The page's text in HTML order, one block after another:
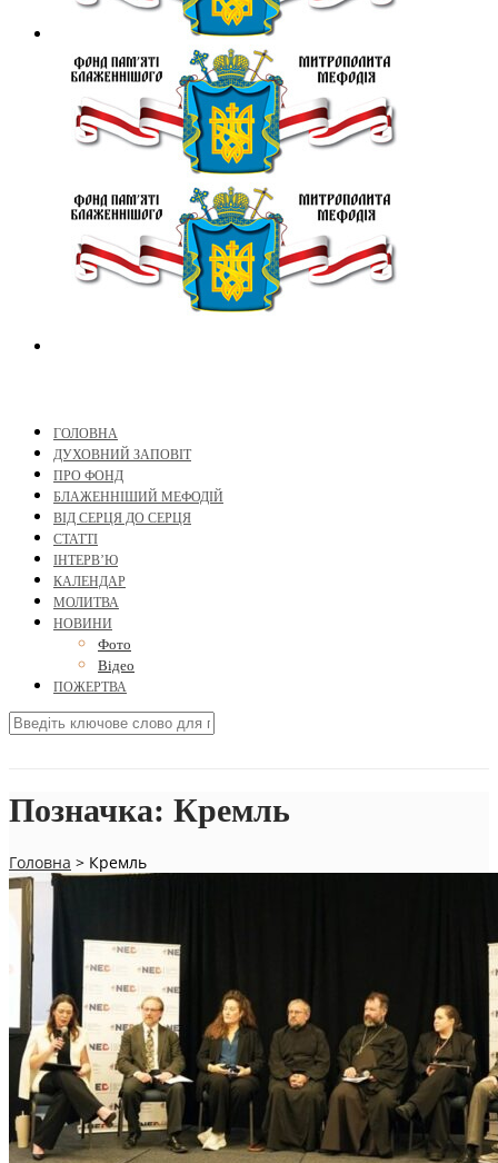
ГОЛОВНА
ДУХОВНИЙ ЗАПОВІТ
ПРО ФОНД
БЛАЖЕННІШИЙ МЕФОДІЙ
ВІД СЕРЦЯ ДО СЕРЦЯ
СТАТТІ
ІНТЕРВ’Ю
КАЛЕНДАР
МОЛИТВА
НОВИНИ
Фото
Відео
ПОЖЕРТВА
Позначка: Кремль
Головна > Кремль